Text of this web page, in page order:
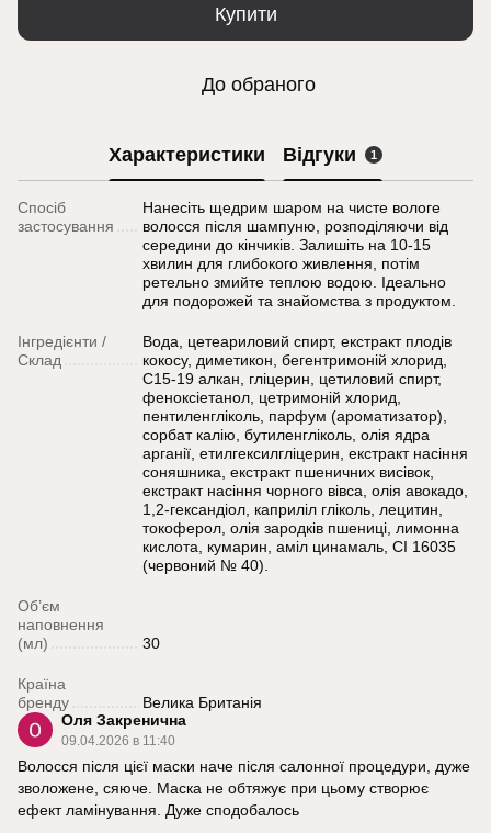
Купити
До обраного
Характеристики Відгуки 1
Спосіб
застосування
Нанесіть щедрим шаром на чисте вологе
волосся після шампуню, розподіляючи від
середини до кінчиків. Залишіть на 10-15
хвилин для глибокого живлення, потім
ретельно змийте теплою водою. Ідеально
для подорожей та знайомства з продуктом.
Інгредієнти /
Склад
Вода, цетеариловий спирт, екстракт плодів
кокосу, диметикон, бегентримоній хлорид,
С15-19 алкан, гліцерин, цетиловий спирт,
феноксіетанол, цетримоній хлорид,
пентиленгліколь, парфум (ароматизатор),
сорбат калію, бутиленгліколь, олія ядра
арганії, етилгексилгліцерин, екстракт насіння
соняшника, екстракт пшеничних висівок,
екстракт насіння чорного вівса, олія авокадо,
1,2-гександіол, каприліл гліколь, лецитин,
токоферол, олія зародків пшениці, лимонна
кислота, кумарин, аміл цинамаль, CI 16035
(червоний № 40).
Об’єм
наповнення
(мл)
30
Країна
бренду
Велика Британія
Оля Закренична
09.04.2026 в 11:40
Волосся після цієї маски наче після салонної процедури, дуже
зволожене, сяюче. Маска не обтяжує при цьому створює
ефект ламінування. Дуже сподобалось